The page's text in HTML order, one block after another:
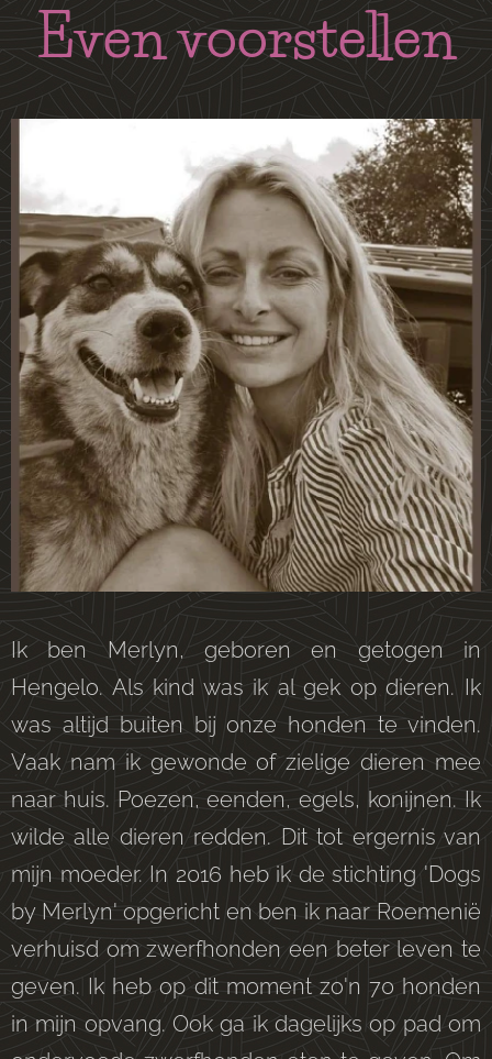
Even voorstellen
Ik ben Merlyn, geboren en getogen in
Hengelo. Als kind was ik al gek op dieren. Ik
was altijd buiten bij onze honden te vinden.
Vaak nam ik gewonde of zielige dieren mee
naar huis. Poezen, eenden, egels, konijnen. Ik
wilde alle dieren redden. Dit tot ergernis van
mijn moeder. In 2016 heb ik de stichting 'Dogs
by Merlyn' opgericht en ben ik naar Roemenië
verhuisd om zwerfhonden een beter leven te
geven. Ik heb op dit moment zo'n 70 honden
in mijn opvang. Ook ga ik dagelijks op pad om